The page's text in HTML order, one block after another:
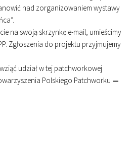
nad zorganizowaniem wystawy
na swoją skrzynkę e-mail, umieścimy
Zgłoszenia do projektu przyjmujemy
udział w tej patchworkowej
Polskiego Patchworku —